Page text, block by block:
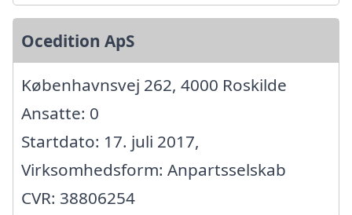
Ocedition ApS
Københavnsvej 262, 4000 Roskilde
Ansatte: 0
Startdato: 17. juli 2017,
Virksomhedsform: Anpartsselskab
CVR: 38806254